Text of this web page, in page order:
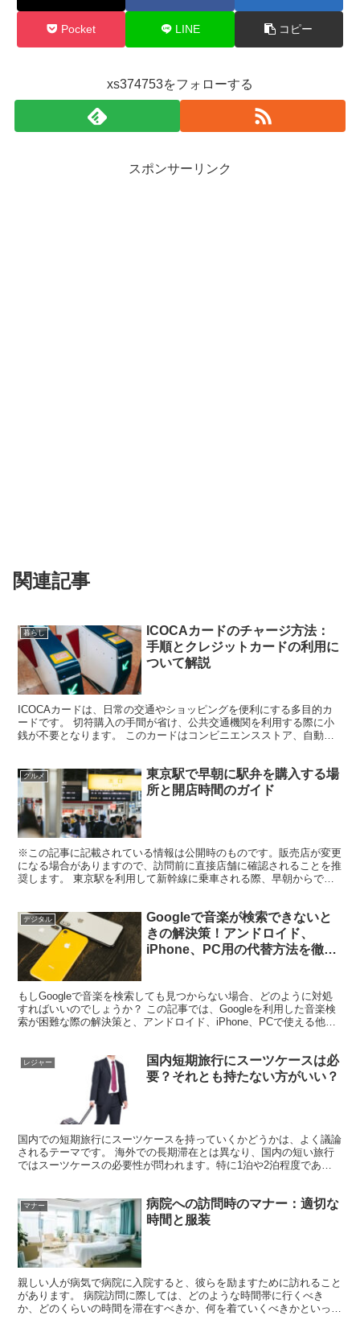
Pocket LINE コピー
xs374753をフォローする
スポンサーリンク
関連記事
暮らし
ICOCAカードのチャージ方法：
手順とクレジットカードの利用に
ついて解説
ICOCAカードは、日常の交通やショッピングを便利にする多目的カ
ードです。 切符購入の手間が省け、公共交通機関を利用する際に小
銭が不要となります。 このカードはコンビニエンスストア、自動販
グルメ
東京駅で早朝に駅弁を購入する場
所と開店時間のガイド
※この記事に記載されている情報は公開時のものです。販売店が変更
になる場合がありますので、訪問前に直接店舗に確認されることを推
奨します。 東京駅を利用して新幹線に乗車される際、早朝からでも
デジタル
Googleで音楽が検索できないと
きの解決策！アンドロイド、
iPhone、PC用の代替方法を徹底
もしGoogleで音楽を検索しても見つからない場合、どのように対処
すればいいのでしょうか？ この記事では、Googleを利用した音楽検
索が困難な際の解決策と、アンドロイド、iPhone、PCで使える他の
レジャー
国内短期旅行にスーツケースは必
要？それとも持たない方がいい？
国内での短期旅行にスーツケースを持っていくかどうかは、よく議論
されるテーマです。 海外での長期滞在とは異なり、国内の短い旅行
ではスーツケースの必要性が問われます。特に1泊や2泊程度であれ
マナー
病院への訪問時のマナー：適切な
時間と服装
親しい人が病気で病院に入院すると、彼らを励ますために訪れること
があります。 病院訪問に際しては、どのような時間帯に行くべき
か、どのくらいの時間を滞在すべきか、何を着ていくべきかといった